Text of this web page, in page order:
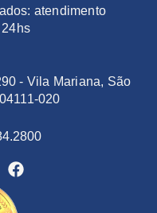
atendimento
- Vila Mariana, São
020